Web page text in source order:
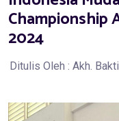
Championship
2024
Ditulis Oleh : Akh.